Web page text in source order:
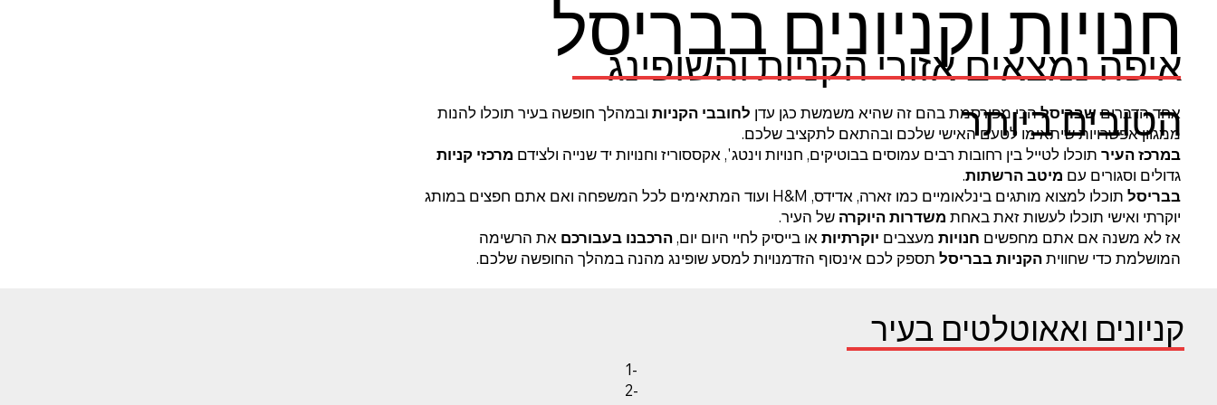
קניונים ואאוטלטים בעיר
1-
2-
חנויות וקניונים בבריסל
איפה נמצאים אזורי הקניות והשופינג
הטובים ביותר
אחד הדבריםשבריסלהכי מפורסמת בהם זה שהיא משמשת כגן עדן לחובבי הקניותובמהלך חופשה בעיר תוכלו להנות
ממגוון אפשרויות שיתאימו לטעם האישי שלכם ובהתאם לתקציב שלכם.
במרכז העירתוכלו לטייל בין רחובות רבים עמוסים בבוטיקים, חנויות וינטג', אקססוריז וחנויות יד שנייה ולצידם מרכזי קניות
גדולים וסגורים עם מיטב הרשתות.
בבריסל
תוכלו למצוא מותגים בינלאומיים כמו זארה, אדידס, H&M ועוד המתאימים לכל המשפחה ואם אתם חפצים במותג
יוקרתי ואישי תוכלו לעשות זאת באחת משדרות היוקרה של העיר.
אז לא משנה אם אתם מחפשים חנויות מעצבים יוקרתיות או בייסיק לחיי היום יום,הרכבנו בעבורכם את הרשימה
המושלמת כדי שחוויתהקניות בבריסל תספק לכם אינסוף הזדמנויות למסע שופינג מהנה במהלך החופשה שלכם.